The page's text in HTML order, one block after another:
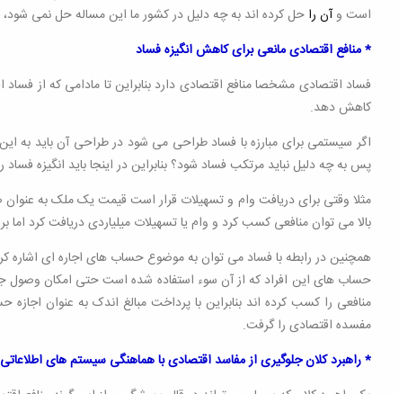
است وآن را حل کرده اند به چه دلیل در کشور ما این مساله حل نمی
* منافع اقتصادی مانعی برای کاهش انگیزه فساد
فساد اقتصادی مشخصا منافع اقتصادی دارد بنابراین تا مادامی که از
کاهش دهد.
اگر سیستمی برای مبارزه با فساد طراحی می شود در طراحی آن باید به
پس به چه دلیل نباید مرتکب فساد شود؟ بنابراین در اینجا باید انگیزه فساد
مثلا وقتی برای دریافت وام و تسهیلات قرار است قیمت یک ملک به
بالا می توان منافعی کسب کرد و وام یا تسهیلات میلیاردی دریافت کرد اما بر
همچنین در رابطه با فساد می توان به موضوع حساب های اجاره ای اشاره
حساب های این افراد که از آن سوء استفاده شده است حتی امکان وصول
منافعی را کسب کرده اند بنابراین با پرداخت مبالغ اندک به عنوان
مفسده اقتصادی را گرفت.
* راهبرد کلان جلوگیری از مفاسد اقتصادی با هماهنگی سیستم های اطلاعاتی